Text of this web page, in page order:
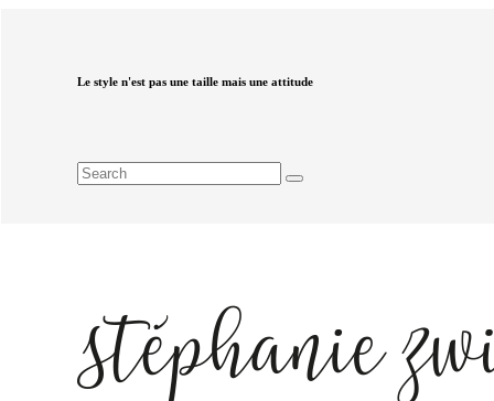
Le style n'est pas une taille mais une attitude